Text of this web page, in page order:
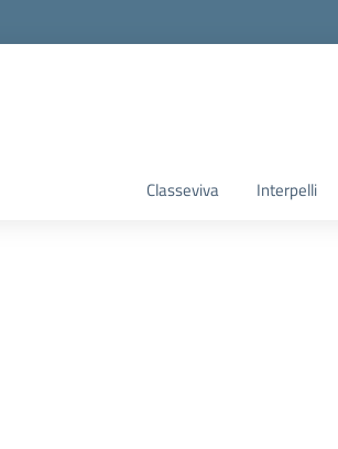
Classeviva Interpelli